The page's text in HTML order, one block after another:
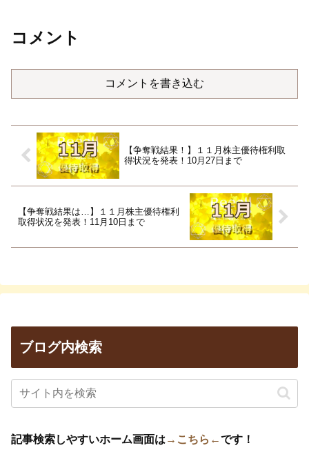
コメント
コメントを書き込む
【争奪戦結果！】１１月株主優待権利取
得状況を発表！10月27日まで
【争奪戦結果は…】１１月株主優待権利
取得状況を発表！11月10日まで
ブログ内検索
記事検索しやすいホーム画面は →こちら←です！